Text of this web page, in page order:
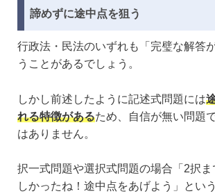
諦めずに途中点を狙う
行政法・民法のいずれも「完璧な解答
うことがあるでしょう。
しかし前述したように記述式問題には
れる特徴があるため、自信が無い問題
はありません。
択一式問題や選択式問題の場合「2択
しかったね！途中点をあげよう」とい